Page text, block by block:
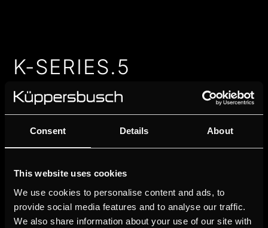
Consent Details About
This website uses cookies
We use cookies to personalise content and ads, to
provide social media features and to analyse our traffic.
We also share information about your use of our site with
K-SERIES.5
De Küppersbusch K-SERIES.5 verrijkt uw keuken met
maar liefst 3 design varianten. Het centrale display met
andere modellen van de K-SERIES.5 of K-SERIES.3
mogelijk, zowel horizontaal als verticaal.